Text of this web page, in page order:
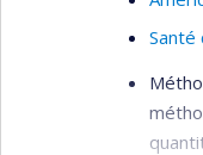
Santé